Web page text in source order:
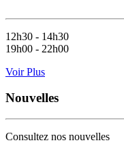
12h30 - 14h30
19h00 - 22h00
Voir Plus
Nouvelles
Consultez nos nouvelles